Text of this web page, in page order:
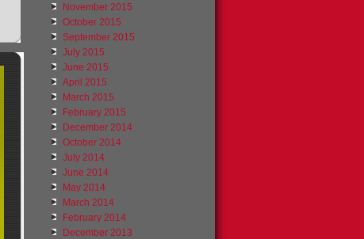
November 2015
October 2015
September 2015
July 2015
June 2015
April 2015
March 2015
February 2015
December 2014
October 2014
July 2014
June 2014
May 2014
March 2014
February 2014
December 2013